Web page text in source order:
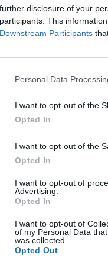
further disclosure of your
participants. This
Downstream Participants
Personal Data
I want to opt-out of the
Opted In
I want to opt-out of the
Opted In
I want to opt-out of
Advertising.
Opted In
I want to opt-out of
of my Personal Data
was collected.
Opted Out
trečią